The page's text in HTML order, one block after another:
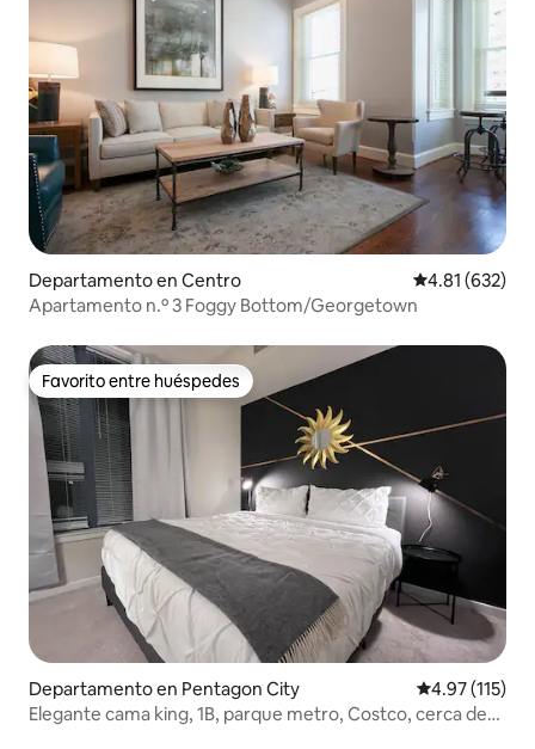
Departamento en Centro Calificación
4.81 (632)
Apartamento n.º 3 Foggy Bottom/Georgetown
Favorito entre huéspedes
Favorito entre huéspedes
Departamento en Pentagon City Calificación
4.97 (115)
Elegante cama king, 1B, parque metro, Costco, cerca de